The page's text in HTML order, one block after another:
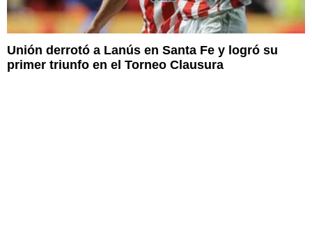
Unión derrotó a Lanús en Santa Fe y logró su
primer triunfo en el Torneo Clausura